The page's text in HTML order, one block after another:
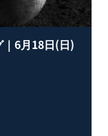
｜6月18日(日)